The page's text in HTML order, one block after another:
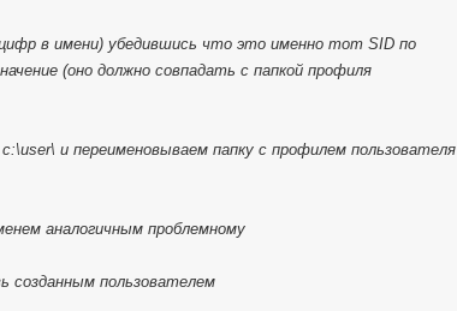
в имени) убедившись что это именно тот SID по
(оно должно совпадать с папкой профиля
и переименовываем папку с профилем пользователя
аналогичным проблемному
созданным пользователем